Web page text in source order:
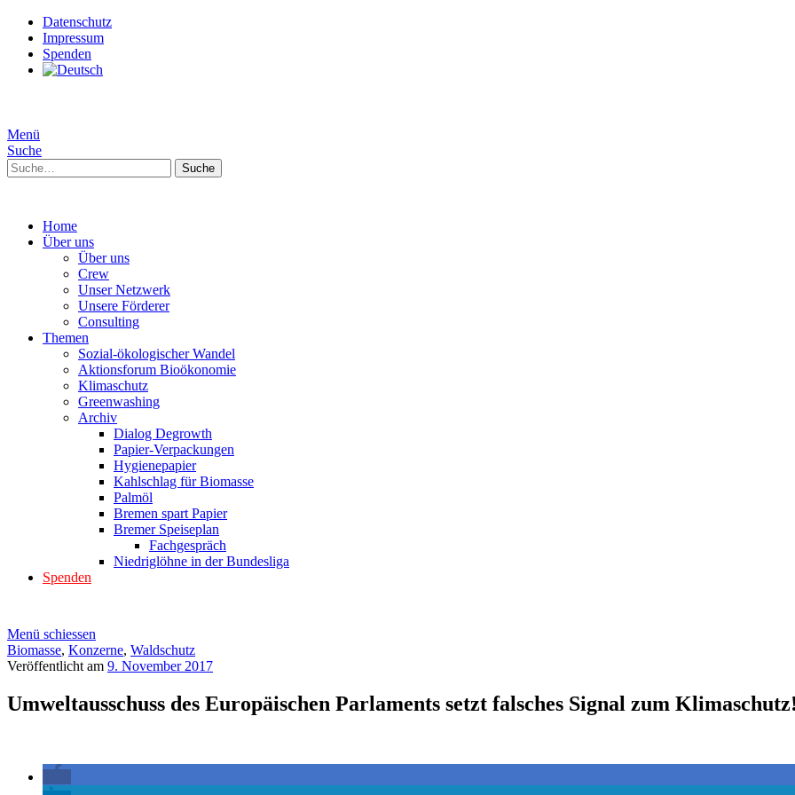
Datenschutz
Impressum
Spenden
Menü
Suche
Suche
Home
Über uns
Über uns
Crew
Unser Netzwerk
Unsere Förderer
Consulting
Themen
Sozial-ökologischer Wandel
Aktionsforum Bioökonomie
Klimaschutz
Greenwashing
Archiv
Dialog Degrowth
Papier-Verpackungen
Hygienepapier
Kahlschlag für Biomasse
Palmöl
Bremen spart Papier
Bremer Speiseplan
Fachgespräch
Niedriglöhne in der Bundesliga
Spenden
Menü schiessen
Biomasse, Konzerne, Waldschutz
Veröffentlicht am 9. November 2017
Umweltausschuss des Europäischen Parlaments setzt falsches Signal zum